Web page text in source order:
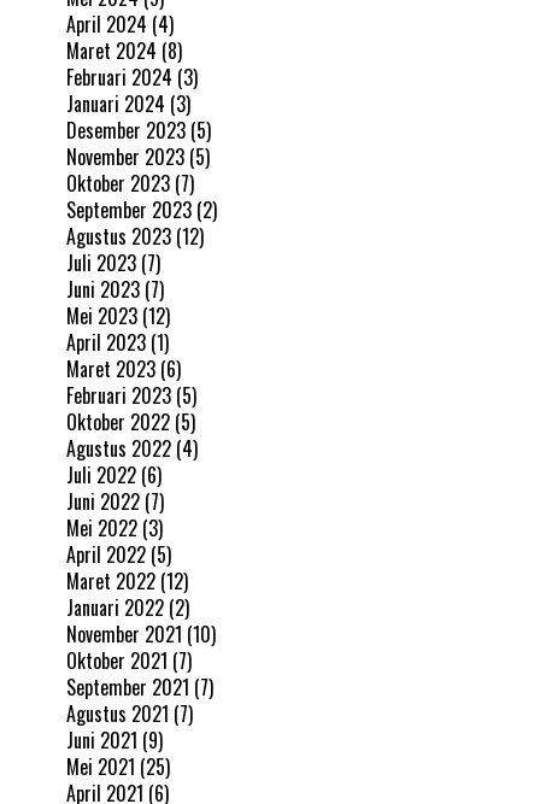
April 2024 (4)
Maret 2024 (8)
Februari 2024 (3)
Januari 2024 (3)
Desember 2023 (5)
November 2023 (5)
Oktober 2023 (7)
September 2023 (2)
Agustus 2023 (12)
Juli 2023 (7)
Juni 2023 (7)
Mei 2023 (12)
April 2023 (1)
Maret 2023 (6)
Februari 2023 (5)
Oktober 2022 (5)
Agustus 2022 (4)
Juli 2022 (6)
Juni 2022 (7)
Mei 2022 (3)
April 2022 (5)
Maret 2022 (12)
Januari 2022 (2)
November 2021 (10)
Oktober 2021 (7)
September 2021 (7)
Agustus 2021 (7)
Juni 2021 (9)
Mei 2021 (25)
April 2021 (6)